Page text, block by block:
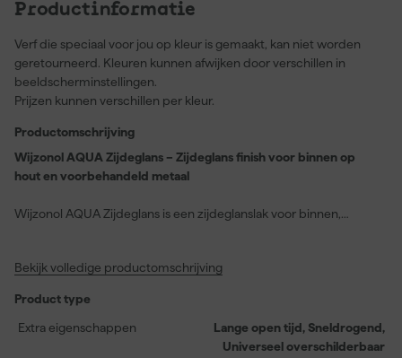
Productinformatie
Verf die speciaal voor jou op kleur is gemaakt, kan niet worden
geretourneerd. Kleuren kunnen afwijken door verschillen in
beeldscherminstellingen.
Prijzen kunnen verschillen per kleur.
Productomschrijving
Wijzonol AQUA Zijdeglans – Zijdeglans finish voor binnen op
hout en voorbehandeld metaal
Wijzonol AQUA Zijdeglans is een zijdeglanslak voor binnen,
langer controle over het lakbeeld. De lak droogt snel en is
onderhoud en renovatie.
Bekijk volledige productomschrijving
Product type
Extra eigenschappen
Lange open tijd, Sneldrogend,
Universeel overschilderbaar